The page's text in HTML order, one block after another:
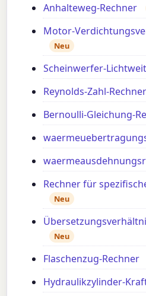
Anhalteweg-Rechner
Motor-
Neu
Scheinwerfer-
Reynolds-Zahl-Rechner
Bernoulli-Gleichung-
Rechner für
Neu
Neu
Flaschenzug-Rechner
Hydraulikzylinder-